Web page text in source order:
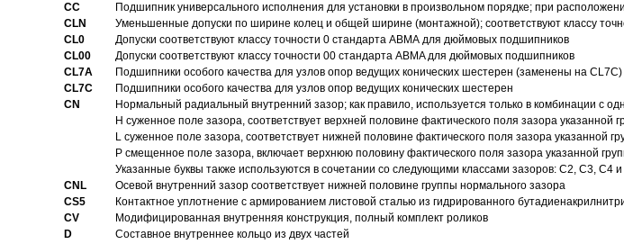
CC
Подшипник универсального исполнения для установки в произвольном порядке; при
CLN
Уменьшенные допуски по ширине колец и общей ширине (монтажной); соответствуют классу
CL0
Допуски соответствуют классу точности 0 стандарта АВМА для дюймовых подшипников
CL00
Допуски соответствуют классу точности 00 стандарта ABMA для дюймовых подшипников
CL7A
Подшипники особого качества для узлов опор ведущих конических шестерен (заменены на CL7C)
CL7C
Подшипники особого качества для узлов опор ведущих конических шестерен
CN
Hормальный радиальный внутренний зазор; как правило, используется только в комбинации
H суженное поле зазора, соответствует верхней половине фактического поля зазора указанной
L суженное поле зазора, соответствует нижней половине фактического поля зазора указанной
P смещенное поле зазора, включает верхнюю половину фактического поля зазора указанной
Указанные буквы также используются в сочетании со следующими классами зазоров: С2, C3, С4
CNL
Осевой внутренний зазор соответствует нижней половине группы нормального зазора
CS5
Контактное уплотнение с армированием листовой сталью из гидрированного
CV
Модифицированная внутренняя конструкция, полный комплект роликов
D
Составное внутреннее кольцо из двух частей